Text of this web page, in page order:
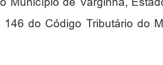
do Código Tributário do